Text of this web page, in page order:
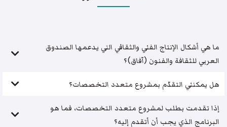
ما هي أشكال الإنتاج الفني والثقافي التي يدعمها الصندوق
العربي للثقافة والفنون (آفاق)؟
هل يمكنني التقدّم بمشروع متعدد التخصصات؟
إذا تقدمت بطلب لمشروع متعدد التخصصات، فما هو
البرنامج الذي يجب أن أتقدم إليه؟